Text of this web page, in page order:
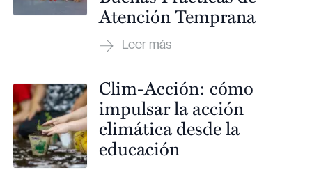
Atención Temprana
Clim-Acción: cómo
impulsar la acción
climática desde la
educación